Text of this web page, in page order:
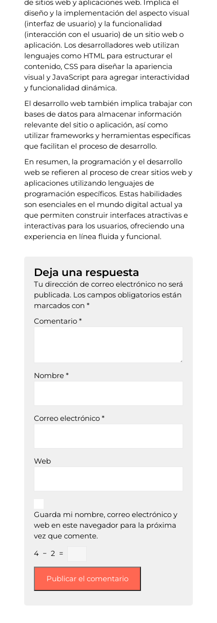
de sitios web y aplicaciones web. Implica el
diseño y la implementación del aspecto visual
(interfaz de usuario) y la funcionalidad
(interacción con el usuario) de un sitio web o
aplicación. Los desarrolladores web utilizan
lenguajes como HTML para estructurar el
contenido, CSS para diseñar la apariencia
visual y JavaScript para agregar interactividad
y funcionalidad dinámica.
El desarrollo web también implica trabajar con
bases de datos para almacenar información
relevante del sitio o aplicación, así como
utilizar frameworks y herramientas específicas
que facilitan el proceso de desarrollo.
En resumen, la programación y el desarrollo
web se refieren al proceso de crear sitios web y
aplicaciones utilizando lenguajes de
programación específicos. Estas habilidades
son esenciales en el mundo digital actual ya
que permiten construir interfaces atractivas e
interactivas para los usuarios, ofreciendo una
experiencia en línea fluida y funcional.
Deja una respuesta
Tu dirección de correo electrónico no será
publicada. Los campos obligatorios están
marcados con *
Comentario *
Nombre *
Correo electrónico *
Web
Guarda mi nombre, correo electrónico y
web en este navegador para la próxima
vez que comente.
4 − 2 =